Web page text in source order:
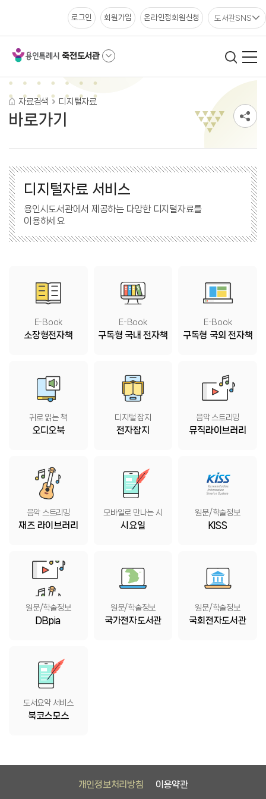
죽전도서관
로그인 회원가입 온라인정회원신청 도서관SNS
자료검색 디지털자료
바로가기
디지털자료 서비스
용인시도서관에서 제공하는 다양한 디지털자료를
이용하세요
E-Book
소장형전자책
E-Book
구독형 국내 전자책
E-Book
구독형 국외 전자책
귀로 읽는 책
오디오북
디지털 잡지
전자잡지
음악 스트리밍
뮤직라이브러리
음악 스트리밍
재즈 라이브러리
모바일로 만나는 시
시요일
원문/학술정보
KISS
원문/학술정보
DBpia
원문/학술정보
국가전자도서관
원문/학술정보
국회전자도서관
도서요약 서비스
북코스모스
개인정보처리방침 이용약관